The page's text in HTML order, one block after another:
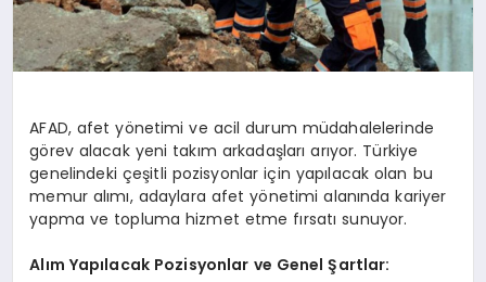
AFAD, afet yönetimi ve acil durum müdahalelerinde
görev alacak yeni takım arkadaşları arıyor. Türkiye
genelindeki çeşitli pozisyonlar için yapılacak olan bu
memur alımı, adaylara afet yönetimi alanında kariyer
yapma ve topluma hizmet etme fırsatı sunuyor.
Alım Yapılacak Pozisyonlar ve Genel Şartlar: